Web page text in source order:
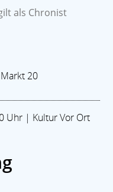
als Chronist
20
Uhr | Kultur Vor Ort